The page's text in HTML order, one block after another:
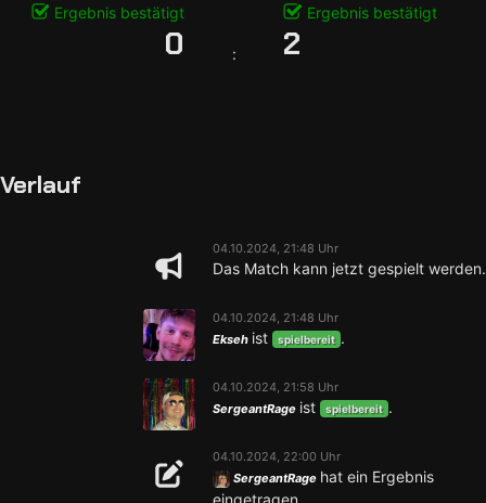
Ergebnis bestätigt Ergebnis bestätigt
0 : 2
Verlauf
04.10.2024, 21:48 Uhr
Das Match kann jetzt gespielt werden.
04.10.2024, 21:48 Uhr
Ekseh ist spielbereit .
04.10.2024, 21:58 Uhr
SergeantRage ist spielbereit .
04.10.2024, 22:00 Uhr
SergeantRage hat ein Ergebnis